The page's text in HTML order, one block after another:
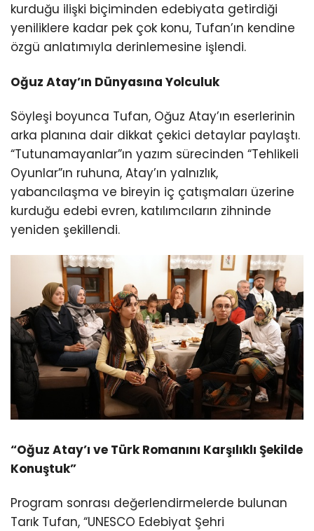
kurduğu ilişki biçiminden edebiyata getirdiği
yeniliklere kadar pek çok konu, Tufan’ın kendine
özgü anlatımıyla derinlemesine işlendi.
Oğuz Atay’ın Dünyasına Yolculuk
Söyleşi boyunca Tufan, Oğuz Atay’ın eserlerinin
arka planına dair dikkat çekici detaylar paylaştı.
“Tutunamayanlar”ın yazım sürecinden “Tehlikeli
Oyunlar”ın ruhuna, Atay’ın yalnızlık,
yabancılaşma ve bireyin iç çatışmaları üzerine
kurduğu edebi evren, katılımcıların zihninde
yeniden şekillendi.
“Oğuz Atay’ı ve Türk Romanını Karşılıklı Şekilde
Konuştuk”
Program sonrası değerlendirmelerde bulunan
Tarık Tufan, “UNESCO Edebiyat Şehri